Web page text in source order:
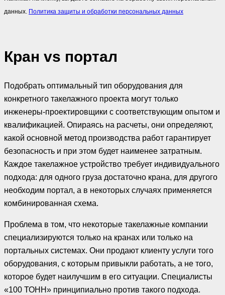
данных. Политика защиты и обработки персональных данных
Кран vs портал
Подобрать оптимальный тип оборудования для
конкретного такелажного проекта могут только
инженеры-проектировщики с соответствующим опытом и
квалификацией. Опираясь на расчеты, они определяют,
какой основной метод производства работ гарантирует
безопасность и при этом будет наименее затратным.
Каждое такелажное устройство требует индивидуального
подхода: для одного груза достаточно крана, для другого
необходим портал, а в некоторых случаях применяется
комбинированная схема.
Проблема в том, что некоторые такелажные компании
специализируются только на кранах или только на
портальных системах. Они продают клиенту услуги того
оборудования, с которым привыкли работать, а не того,
которое будет наилучшим в его ситуации. Специалисты
«100 ТОНН» принципиально против такого подхода.